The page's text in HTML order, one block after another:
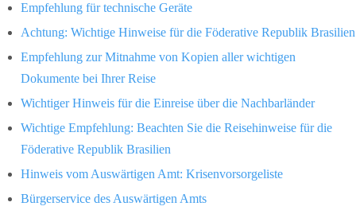
Empfehlung für technische Geräte
Achtung: Wichtige Hinweise für die Föderative Republik Brasilien
Empfehlung zur Mitnahme von Kopien aller wichtigen
Dokumente bei Ihrer Reise
Wichtiger Hinweis für die Einreise über die Nachbarländer
Wichtige Empfehlung: Beachten Sie die Reisehinweise für die
Föderative Republik Brasilien
Hinweis vom Auswärtigen Amt: Krisenvorsorgeliste
Bürgerservice des Auswärtigen Amts